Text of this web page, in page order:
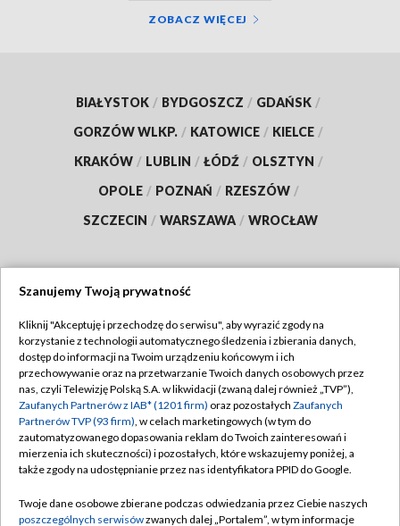
ZOBACZ WIĘCEJ
BIAŁYSTOK / BYDGOSZCZ / GDAŃSK /
GORZÓW WLKP. / KATOWICE / KIELCE /
KRAKÓW / LUBLIN / ŁÓDŹ / OLSZTYN /
OPOLE / POZNAŃ / RZESZÓW /
SZCZECIN / WARSZAWA / WROCŁAW
TVP
Abonament TVP
Emisja w TVP
Centrum informacji TVP
Naziemna Telewizja Cyfrowa
Rada Programowa
Regulamin TVP
Polityka prywatności
Moje zgody
Pomoc
Kontakt
Szanujemy Twoją prywatność
Kliknij "Akceptuję i przechodzę do serwisu", aby wyrazić zgody na
korzystanie z technologii automatycznego śledzenia i zbierania danych,
dostęp do informacji na Twoim urządzeniu końcowym i ich
przechowywanie oraz na przetwarzanie Twoich danych osobowych przez
nas, czyli Telewizję Polską S.A. w likwidacji (zwaną dalej również „TVP”),
Zaufanych Partnerów z IAB* (1201 firm) oraz pozostałych Zaufanych
Partnerów TVP (93 firm), w celach marketingowych (w tym do
zautomatyzowanego dopasowania reklam do Twoich zainteresowań i
mierzenia ich skuteczności) i pozostałych, które wskazujemy poniżej, a
także zgody na udostępnianie przez nas identyfikatora PPID do Google.
Twoje dane osobowe zbierane podczas odwiedzania przez Ciebie naszych
poszczególnych serwisówzwanych dalej „Portalem”, w tym informacje